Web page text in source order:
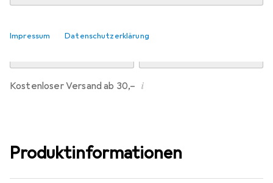
Impressum Datenschutzerklärung
Kostenloser Versand ab 30,– i
Produktinformationen